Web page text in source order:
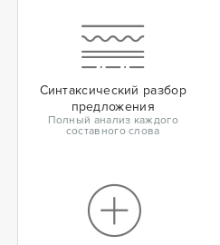
Синтаксический разбор
предложения
Полный анализ каждого
составного слова